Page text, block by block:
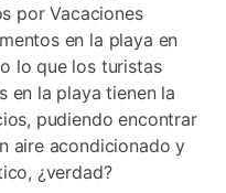
por Vacaciones
en la playa en
lo que los turistas
en la playa tienen la
pudiendo encontrar
aire acondicionado y
¿verdad?